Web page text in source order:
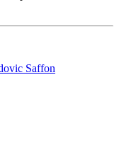
Saffon